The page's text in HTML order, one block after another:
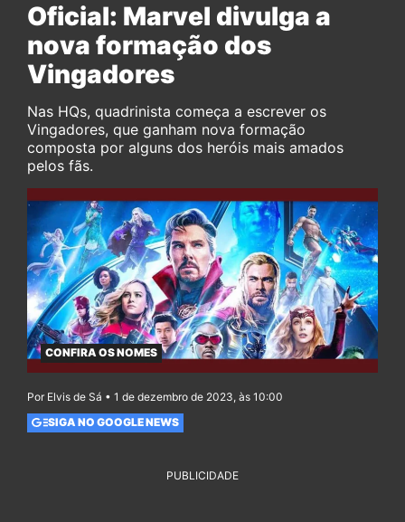
Oficial: Marvel divulga a
nova formação dos
Vingadores
Nas HQs, quadrinista começa a escrever os
Vingadores, que ganham nova formação
composta por alguns dos heróis mais amados
pelos fãs.
CONFIRA OS NOMES
Por Elvis de Sá • 1 de dezembro de 2023, às 10:00
SIGA NO GOOGLE NEWS
PUBLICIDADE